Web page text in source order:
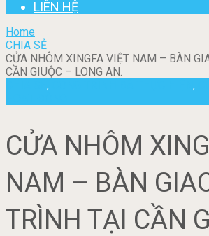
LIÊN HỆ
Home
CHIA SẺ
CỬA NHÔM XINGFA VIỆT NAM – BÀN
CẦN GIUỘC – LONG AN.
, ,
CỬA NHÔM
NAM – BÀN
TRÌNH TẠI CẦN